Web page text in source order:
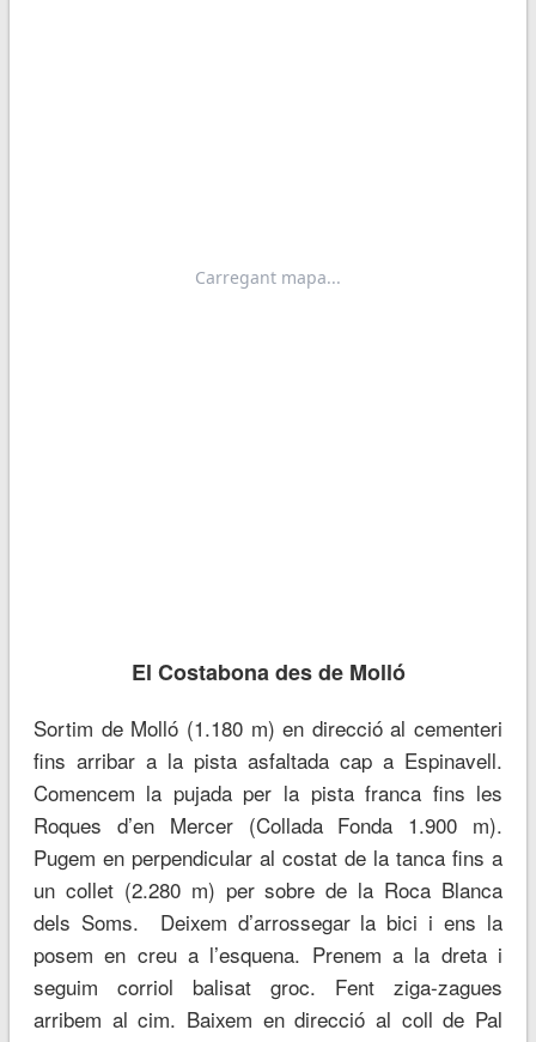
El Costabona des de Molló
Sortim de Molló (1.180 m) en direcció al cementeri
fins arribar a la pista asfaltada cap a Espinavell.
Comencem la pujada per la pista franca fins les
Roques d’en Mercer (Collada Fonda 1.900 m).
Pugem en perpendicular al costat de la tanca fins a
un collet (2.280 m) per sobre de la Roca Blanca
dels Soms. Deixem d’arrossegar la bici i ens la
posem en creu a l’esquena. Prenem a la dreta i
seguim corriol balisat groc. Fent ziga-zagues
arribem al cim. Baixem en direcció al coll de Pal